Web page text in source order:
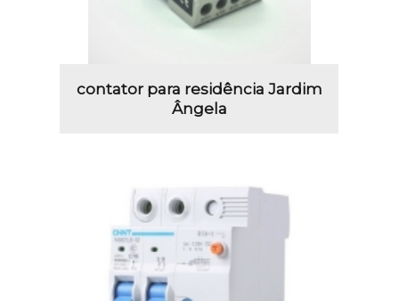
contator para residência Jardim
Ângela